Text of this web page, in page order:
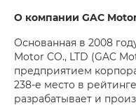
О компании GAC
Основанная в 2008
Motor CO., LTD (GAC
предприятием
238-е место в
разрабатывает и